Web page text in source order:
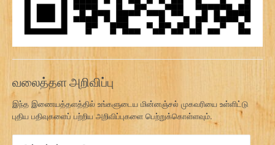
வலைத்தள அறிவிப்பு
இந்த இணையத்தளத்தில் உங்களுடைய மின்னஞ்சல் முகவரியை உள்ளிட்டு
புதிய பதிவுகளைப் பற்றிய அறிவிப்புகளை பெற்றுக்கொள்ளவும்.